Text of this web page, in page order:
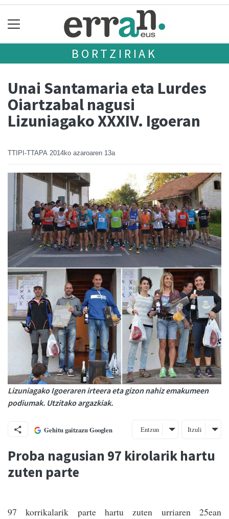
BORTZIRIAK
Unai Santamaria eta Lurdes
Oiartzabal nagusi
Lizuniagako XXXIV. Igoeran
TTIPI-TTAPA 2014ko azaroaren 13a
Lizuniagako Igoeraren irteera eta gizon nahiz emakumeen
podiumak. Utzitako argazkiak.
Gehitu gaitzazu Googlen Entzun Itzuli
Proba nagusian 97 kirolarik hartu
zuten parte
97 korrikalarik parte hartu zuten urriaren 25ean